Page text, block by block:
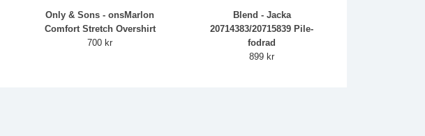
Only & Sons - onsMarlon
Comfort Stretch Overshirt
700 kr
Blend - Jacka
20714383/20715839 Pile-
fodrad
899 kr